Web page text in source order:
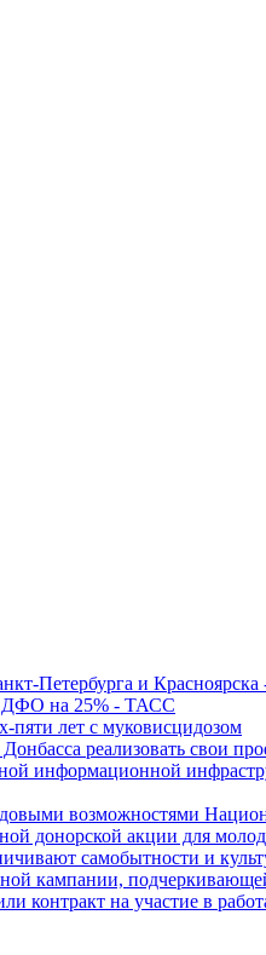
Петербурга и
ДФО на 25% - ТАСС
пяти лет с муковисцидозом
реализовать свои
информационной
возможностями
донорской акции для
самобытности и
кампании,
контракт на участие в